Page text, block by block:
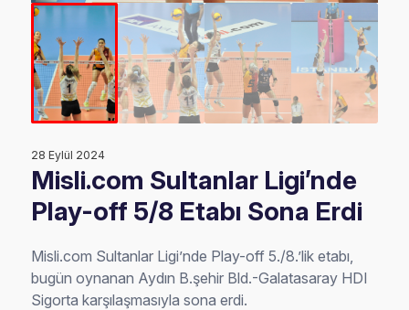
28 Eylül 2024
Misli.com Sultanlar Ligi’nde
Play-off 5/8 Etabı Sona Erdi
Misli.com Sultanlar Ligi’nde Play-off 5./8.’lik etabı,
bugün oynanan Aydın B.şehir Bld.-Galatasaray HDI
Sigorta karşılaşmasıyla sona erdi.